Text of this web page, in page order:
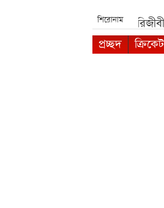
শিরোনাম
পাবেন সরকারি চাকরিজীবীরা***
প্রচ্ছদ
ক্রিকেট